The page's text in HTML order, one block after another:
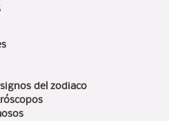
del zodiaco